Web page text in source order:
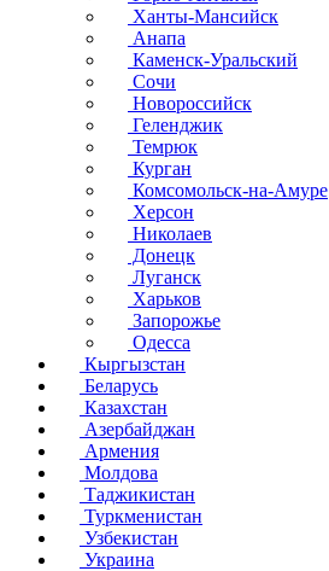
Ханты-Мансийск
Анапа
Каменск-Уральский
Сочи
Новороссийск
Геленджик
Темрюк
Курган
Комсомольск-на-Амуре
Херсон
Николаев
Донецк
Луганск
Харьков
Запорожье
Одесса
Кыргызстан
Беларусь
Казахстан
Азербайджан
Армения
Молдова
Таджикистан
Туркменистан
Узбекистан
Украина